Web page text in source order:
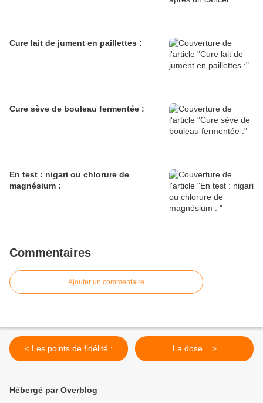
Cure lait de jument en paillettes :
Cure sève de bouleau fermentée :
En test : nigari ou chlorure de
magnésium :
Commentaires
Ajouter un commentaire
< Les points de fidélité : La dose... >
Hébergé par Overblog